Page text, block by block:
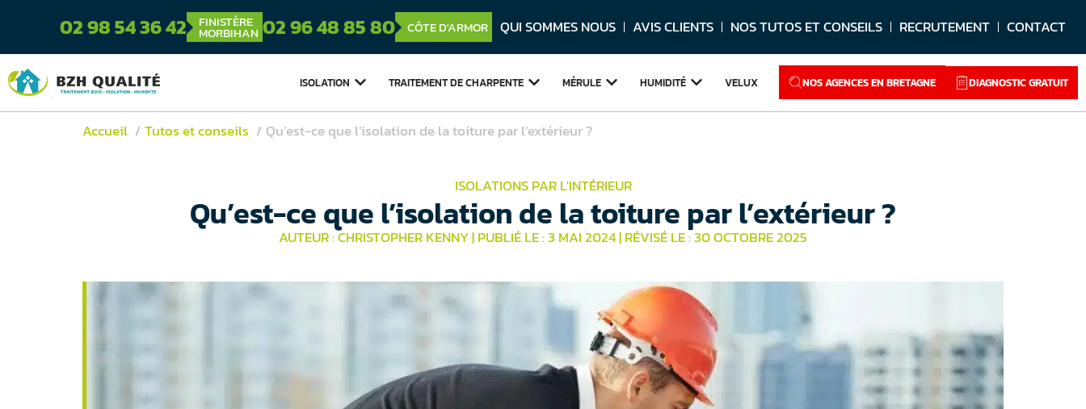
02 98 54 36 42 FINISTÈRE
MORBIHAN 02 96 48 85 80 CÔTE D'ARMOR QUI SOMMES NOUS AVIS CLIENTS NOS TUTOS ET CONSEILS RECRUTEMENT CONTACT
ISOLATION TRAITEMENT DECHARPENTE MÉRULE HUMIDITÉ VELUX NOS AGENCES EN BRETAGNE DIAGNOSTIC GRATUIT
Accueil Tutos et conseils Qu’est-ce que l’isolation de la toiture par l’extérieur ?
ISOLATIONS PAR L'INTÉRIEUR
Qu’est-ce que l’isolation de la toiture par l’extérieur ?
AUTEUR : CHRISTOPHER KENNY|PUBLIÉ LE : 3 MAI 2024|RÉVISÉ LE : 30 OCTOBRE 2025